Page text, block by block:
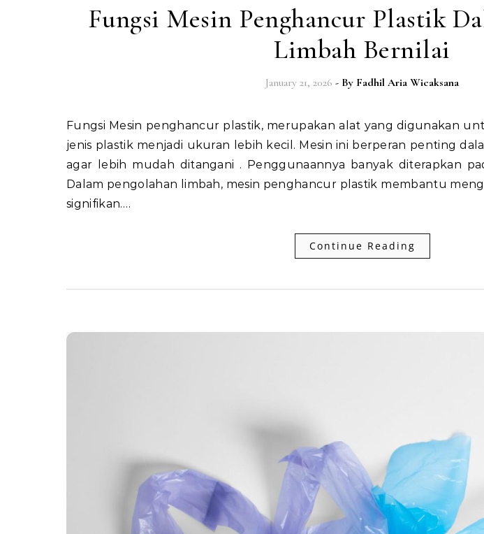
Fungsi Mesin Penghancur Plastik
Limbah Bernilai
January 21, 2026 - By Fadhil Aria Wicaksana
Fungsi Mesin penghancur plastik, merupakan alat yang digunakan untuk menghancurkan berbagai
jenis plastik menjadi ukuran lebih kecil. Mesin ini berperan penting
agar lebih mudah ditangani . Penggunaannya banyak diterapkan
Dalam pengolahan limbah, mesin penghancur plastik membantu
signifikan.…
Continue Reading